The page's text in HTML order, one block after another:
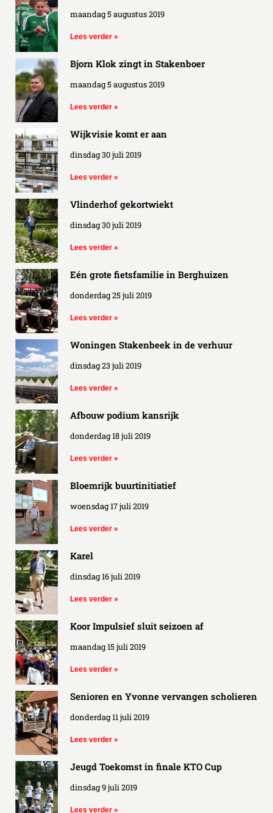
maandag 5 augustus 2019
Lees verder »
Bjorn Klok zingt in Stakenboer
maandag 5 augustus 2019
Lees verder »
Wijkvisie komt er aan
dinsdag 30 juli 2019
Lees verder »
Vlinderhof gekortwiekt
dinsdag 30 juli 2019
Lees verder »
Eén grote fietsfamilie in Berghuizen
donderdag 25 juli 2019
Lees verder »
Woningen Stakenbeek in de verhuur
dinsdag 23 juli 2019
Lees verder »
Afbouw podium kansrijk
donderdag 18 juli 2019
Lees verder »
Bloemrijk buurtinitiatief
woensdag 17 juli 2019
Lees verder »
Karel
dinsdag 16 juli 2019
Lees verder »
Koor Impulsief sluit seizoen af
maandag 15 juli 2019
Lees verder »
Senioren en Yvonne vervangen scholieren
donderdag 11 juli 2019
Lees verder »
Jeugd Toekomst in finale KTO Cup
dinsdag 9 juli 2019
Lees verder »